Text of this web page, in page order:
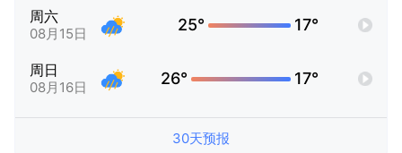
周六
08月15日 25° 17°
周日
08月16日 26° 17°
30天预报